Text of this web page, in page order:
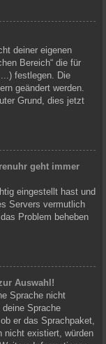
deiner eigenen
Bereich“ die für
festlegen. Die
geändert werden.
Grund, dies jetzt
geht immer
eingestellt hast und
Servers vermutlich
Problem beheben
Auswahl!
Sprache nicht
Sprache
er das Sprachpaket,
nicht existiert, würden